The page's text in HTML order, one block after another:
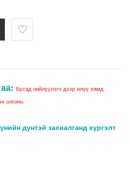
Бусад нийлүүлэгч дээр илүү хямд
олгоно.
дүнтэй захиалганд хүргэлт